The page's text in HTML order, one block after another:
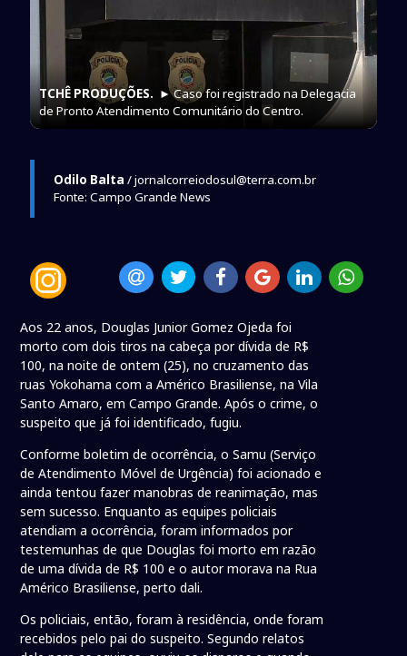
TCHÊ PRODUÇÕES. ► Caso foi registrado na Delegacia
de Pronto Atendimento Comunitário do Centro.
Odilo Balta / jornalcorreiodosul@terra.com.br
Fonte: Campo Grande News
Aos 22 anos, Douglas Junior Gomez Ojeda foi
morto com dois tiros na cabeça por dívida de R$
100, na noite de ontem (25), no cruzamento das
ruas Yokohama com a Américo Brasiliense, na Vila
Santo Amaro, em Campo Grande. Após o crime, o
suspeito que já foi identificado, fugiu.
Conforme boletim de ocorrência, o Samu (Serviço
de Atendimento Móvel de Urgência) foi acionado e
ainda tentou fazer manobras de reanimação, mas
sem sucesso. Enquanto as equipes policiais
atendiam a ocorrência, foram informados por
testemunhas de que Douglas foi morto em razão
de uma dívida de R$ 100 e o autor morava na Rua
Américo Brasiliense, perto dali.
Os policiais, então, foram à residência, onde foram
recebidos pelo pai do suspeito. Segundo relatos